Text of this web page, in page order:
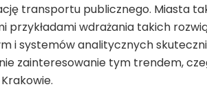
transportu publicznego. Miasta
przykładami wdrażania takich
i systemów analitycznych
zainteresowanie tym trendem,